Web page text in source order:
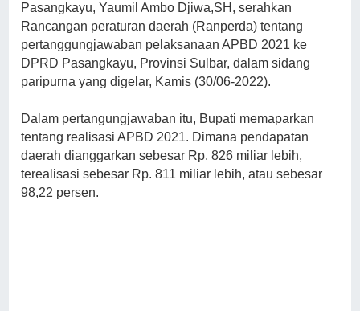
Pasangkayu, Yaumil Ambo Djiwa,SH, serahkan
Rancangan peraturan daerah (Ranperda) tentang
pertanggungjawaban pelaksanaan APBD 2021 ke
DPRD Pasangkayu, Provinsi Sulbar, dalam sidang
paripurna yang digelar, Kamis (30/06-2022).
Dalam pertangungjawaban itu, Bupati memaparkan
tentang realisasi APBD 2021. Dimana pendapatan
daerah dianggarkan sebesar Rp. 826 miliar lebih,
terealisasi sebesar Rp. 811 miliar lebih, atau sebesar
98,22 persen.